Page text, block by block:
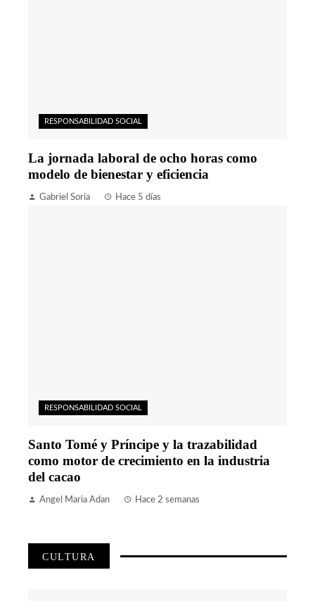
RESPONSABILIDAD SOCIAL
La jornada laboral de ocho horas como
modelo de bienestar y eficiencia
Gabriel Soria Hace 5 días
RESPONSABILIDAD SOCIAL
Santo Tomé y Príncipe y la trazabilidad
como motor de crecimiento en la industria
del cacao
Angel Maria Adan Hace 2 semanas
CULTURA